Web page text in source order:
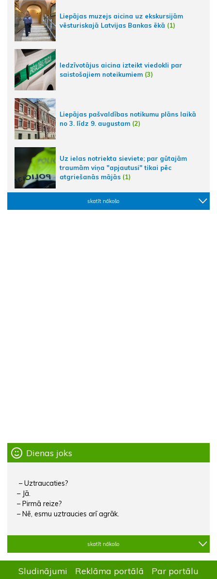
Liepājas muzejs aicina uz ekskursijām
vēsturiskajā Latvijas Bankas ēkā (1)
Iedzīvotājus aicina izteikt viedokli par
saistošajiem noteikumiem (3)
Liepājas pašvaldības notikumu plāns laikā
no 3. līdz 9. augustam (2)
Uz ielas notriekta sieviete; par gūtajām
traumām viņa "apjautusi" tikai pēc
atgriešanās mājās (1)
skatīt nākošo
Dienas joks
– Uztraucaties?
– Jā.
– Pirmā reize?
– Nē, esmu uztraucies arī agrāk.
skatīt nākošo
Sludinājumi Reklāma portālā Par portālu